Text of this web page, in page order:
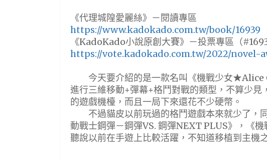
《代理城隍愛麗絲》－閱讀專區
https://www.kadokado.com.tw/book/16939
《KadoKado小說原創大賽》－投票專區（
https://vote.kadokado.com.tw/2022/novel-
今天要介紹的是一款名叫《機戰少女★Alice
進行三維移動+彈幕+格鬥對戰的類型，不算少
的遊戲機檯，而且一局下來還花不少硬幣。
不過貓皮以前玩過的格鬥遊戲本來就少了，
動戰士鋼彈－鋼彈VS. 鋼彈NEXT PLUS》，《
聽說以前在手遊上比較活躍，不知道移植到主機